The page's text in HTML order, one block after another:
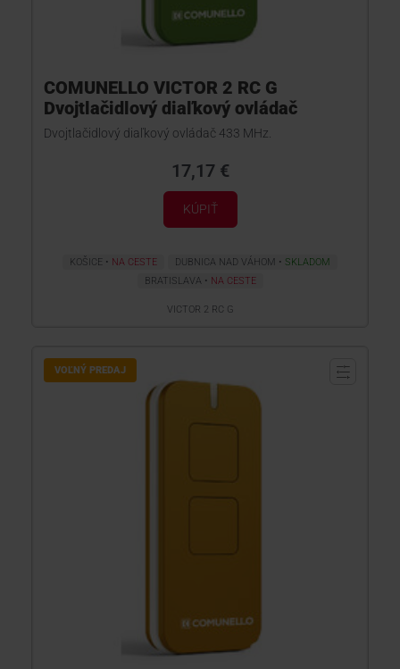
COMUNELLO VICTOR 2 RC G
Dvojtlačidlový diaľkový ovládač
Dvojtlačidlový diaľkový ovládač 433 MHz.
17,17 €
KÚPIŤ
KOŠICE NA CESTE DUBNICA NAD VÁHOM
SKLADOM
BRATISLAVA
NA CESTE
VICTOR 2 RC G
VOĽNÝ PREDAJ